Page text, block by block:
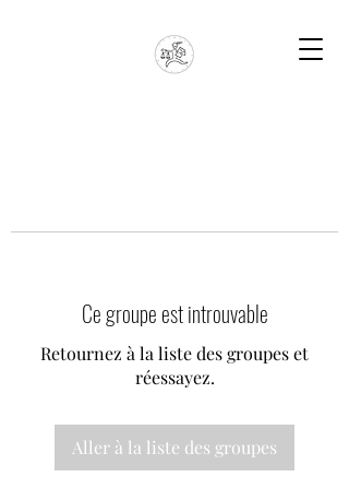
Ce groupe est introuvable
Retournez à la liste des groupes et
réessayez.
Aller à la liste des groupes